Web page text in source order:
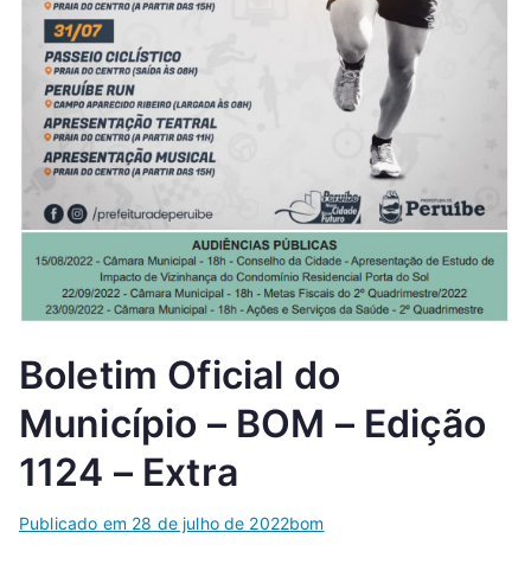
Boletim Oficial do
Município – BOM – Edição
1124 – Extra
Publicado em 28 de julho de 2022bom